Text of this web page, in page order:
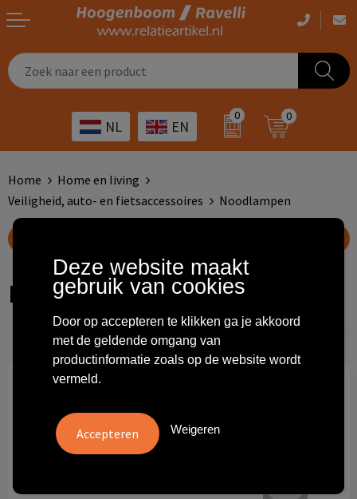
NL EN
0 0
Giveaways
Outdoor
Home & living
Office
Schrijfwaren
Technologie & gadgets
Themageschenken
Overig
Werkkleding
Sportkleding
Overig
Outdoor artikelen bedrukken
Giveaways bedrukken
Transport
Horeca
ICT
Kinderopvang
Landbouw
Home
Home en living
Veiligheid, auto- en fietsaccessoires
Noodlampen
Noodlampen
Deze website maakt
gebruik van cookies
Door op accepteren te klikken ga je akkoord
met de geldende omgang van
productinformatie zoals op de website wordt
vermeld.
Weigeren